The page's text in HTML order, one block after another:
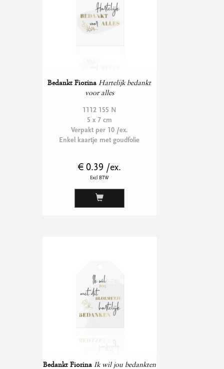
Bedankt Fiorina Hartelijk bedankt
voor alles
1112 155 N
5 x 7 cm
Verpakt per 10 /ex.
Enkel kaartje met goudfolie
€ 0.39 /ex.
Excl BTW
Bedankt Fiorina Ik wil jou bedankten